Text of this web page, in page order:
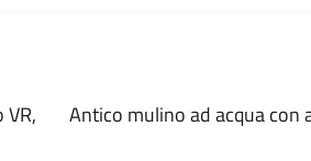
Antico mulino ad acqua con